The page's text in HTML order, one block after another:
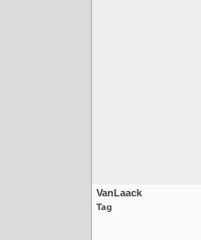
VanLaack
Tag